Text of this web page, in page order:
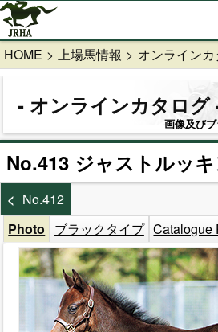
HOME 上場馬情報 オンライン
オンラインカタログ
画像及び
No.413 ジャストルッ
No.412
Photo
ブラックタイプ Catalogue